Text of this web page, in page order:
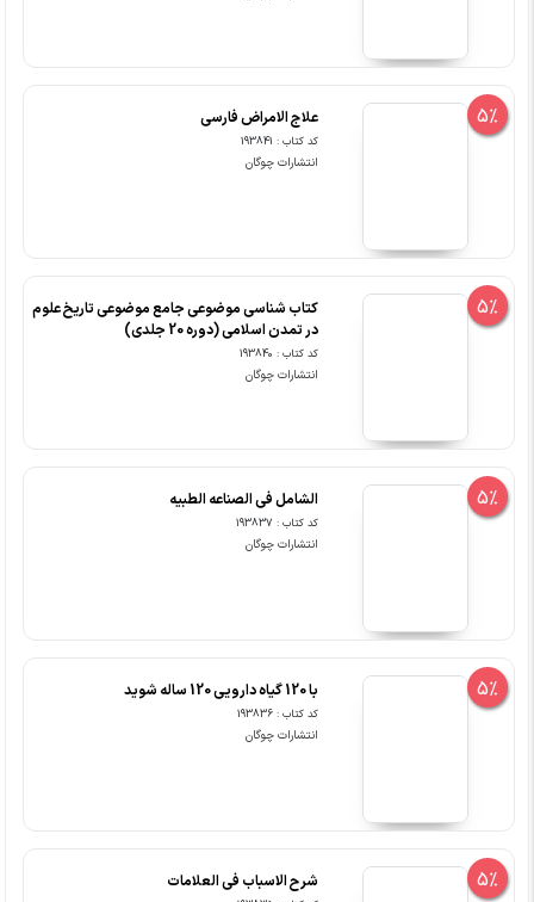
5% علاج الامراض فارسی
کد کتاب : 193841
انتشارات چوگان
5%
کتاب شناسی موضوعی جامع موضوعی تاریخ علوم
در تمدن اسلامی (دوره 20 جلدی)
کد کتاب : 193840
انتشارات چوگان
5% الشامل فی الصناعه الطبیه
کد کتاب : 193837
انتشارات چوگان
5% با 120 گیاه دارویی 120 ساله شوید
کد کتاب : 193836
انتشارات چوگان
5% شرح الاسباب فی العلامات